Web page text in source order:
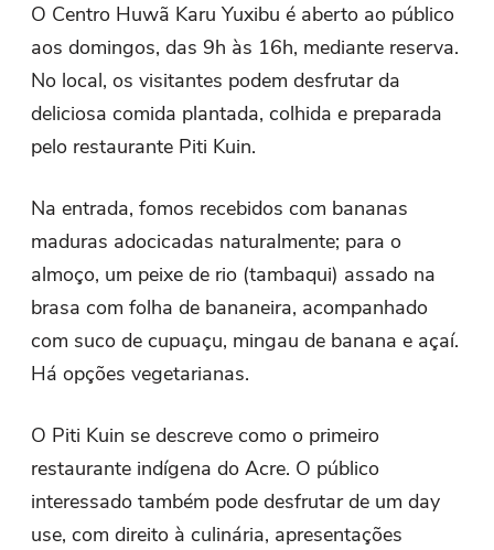
O Centro Huwã Karu Yuxibu é aberto ao público
aos domingos, das 9h às 16h, mediante reserva.
No local, os visitantes podem desfrutar da
deliciosa comida plantada, colhida e preparada
pelo restaurante Piti Kuin.
Na entrada, fomos recebidos com bananas
maduras adocicadas naturalmente; para o
almoço, um peixe de rio (tambaqui) assado na
brasa com folha de bananeira, acompanhado
com suco de cupuaçu, mingau de banana e açaí.
Há opções vegetarianas.
O Piti Kuin se descreve como o primeiro
restaurante indígena do Acre. O público
interessado também pode desfrutar de um day
use, com direito à culinária, apresentações